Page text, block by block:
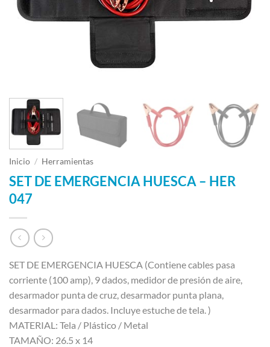
Inicio / Herramientas
SET DE EMERGENCIA HUESCA – HER
047
SET DE EMERGENCIA HUESCA (Contiene cables pasa
corriente (100 amp), 9 dados, medidor de presión de aire,
desarmador punta de cruz, desarmador punta plana,
desarmador para dados. Incluye estuche de tela. )
MATERIAL: Tela / Plástico / Metal
TAMAÑO: 26.5 x 14